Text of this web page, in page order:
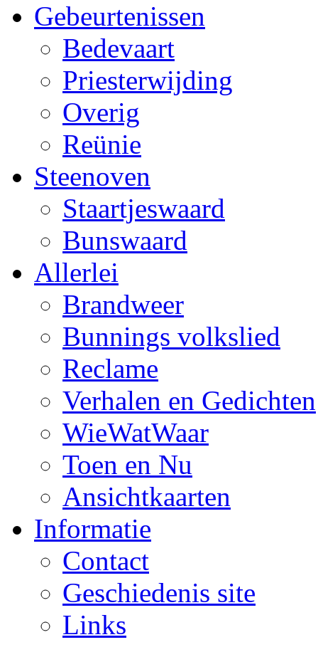
Gebeurtenissen
Bedevaart
Priesterwijding
Overig
Reünie
Steenoven
Staartjeswaard
Bunswaard
Allerlei
Brandweer
Bunnings volkslied
Reclame
Verhalen en Gedichten
WieWatWaar
Toen en Nu
Ansichtkaarten
Informatie
Contact
Geschiedenis site
Links